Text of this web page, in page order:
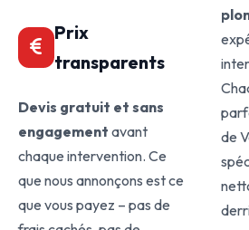
Prix
transparents
Devis gratuit et sans
engagement avant
chaque intervention. Ce
que nous annonçons est ce
que vous payez – pas de
de